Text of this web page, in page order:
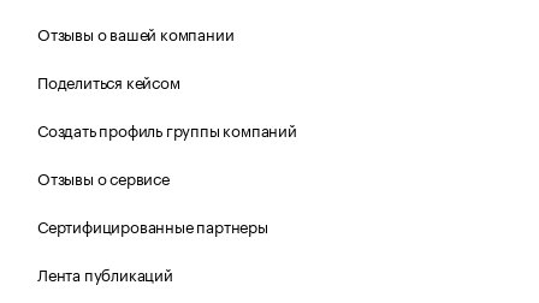
Отзывы о вашей компании
Поделиться кейсом
Создать профиль группы компаний
Отзывы о сервисе
Сертифицированные партнеры
Лента публикаций